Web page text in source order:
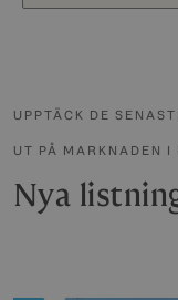
UPPTÄCK DE
UT PÅ MARKNADEN I
Nya